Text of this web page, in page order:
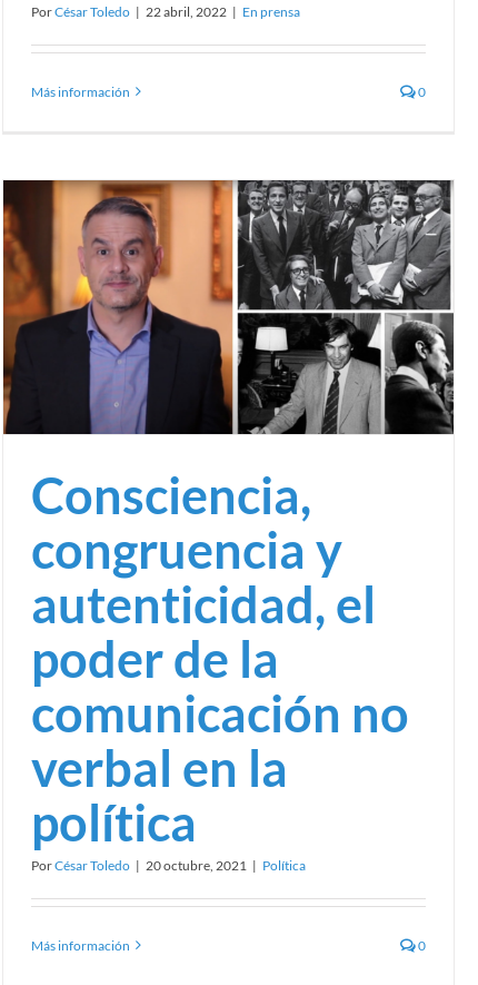
PorCésar Toledo | 22 abril, 2022 | En prensa
Más información 0
Consciencia,
congruencia y
autenticidad, el
poder de la
comunicación no
verbal en la
política
PorCésar Toledo | 20 octubre, 2021 | Política
Más información 0